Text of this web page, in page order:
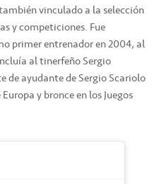
vinculado a la selección
y competiciones. Fue
primer entrenador en 2004, al
al tinerfeño Sergio
de ayudante de Sergio Scariolo
y bronce en los Juegos